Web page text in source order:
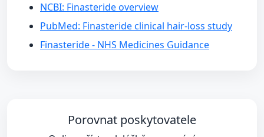
NCBI: Finasteride overview
PubMed: Finasteride clinical hair-loss study
Finasteride - NHS Medicines Guidance
Porovnat poskytovatele